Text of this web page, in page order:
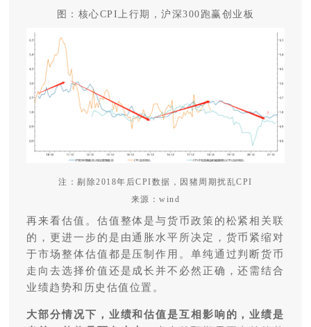
图：核心CPI上行期，沪深300跑赢创业板
注：剔除2018年后CPI数据，因猪周期扰乱CPI
来源：wind
再来看估值。估值整体是与货币政策的松紧相关联
的，更进一步的是由通胀水平所决定，货币紧缩对
于市场整体估值都是压制作用。单纯通过判断货币
走向去选择价值还是成长并不必然正确，还需结合
业绩趋势和历史估值位置。
大部分情况下，业绩和估值是互相影响的，业绩是